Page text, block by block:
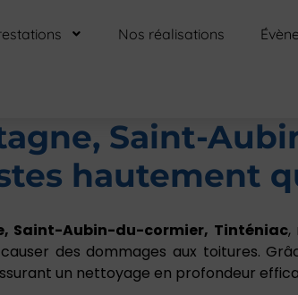
Nos réalisations
Saint-
hautement
Saint-Aubin-du-cormier, Tinténiac,
des dommages aux toitures.
un nettoyage en profondeur